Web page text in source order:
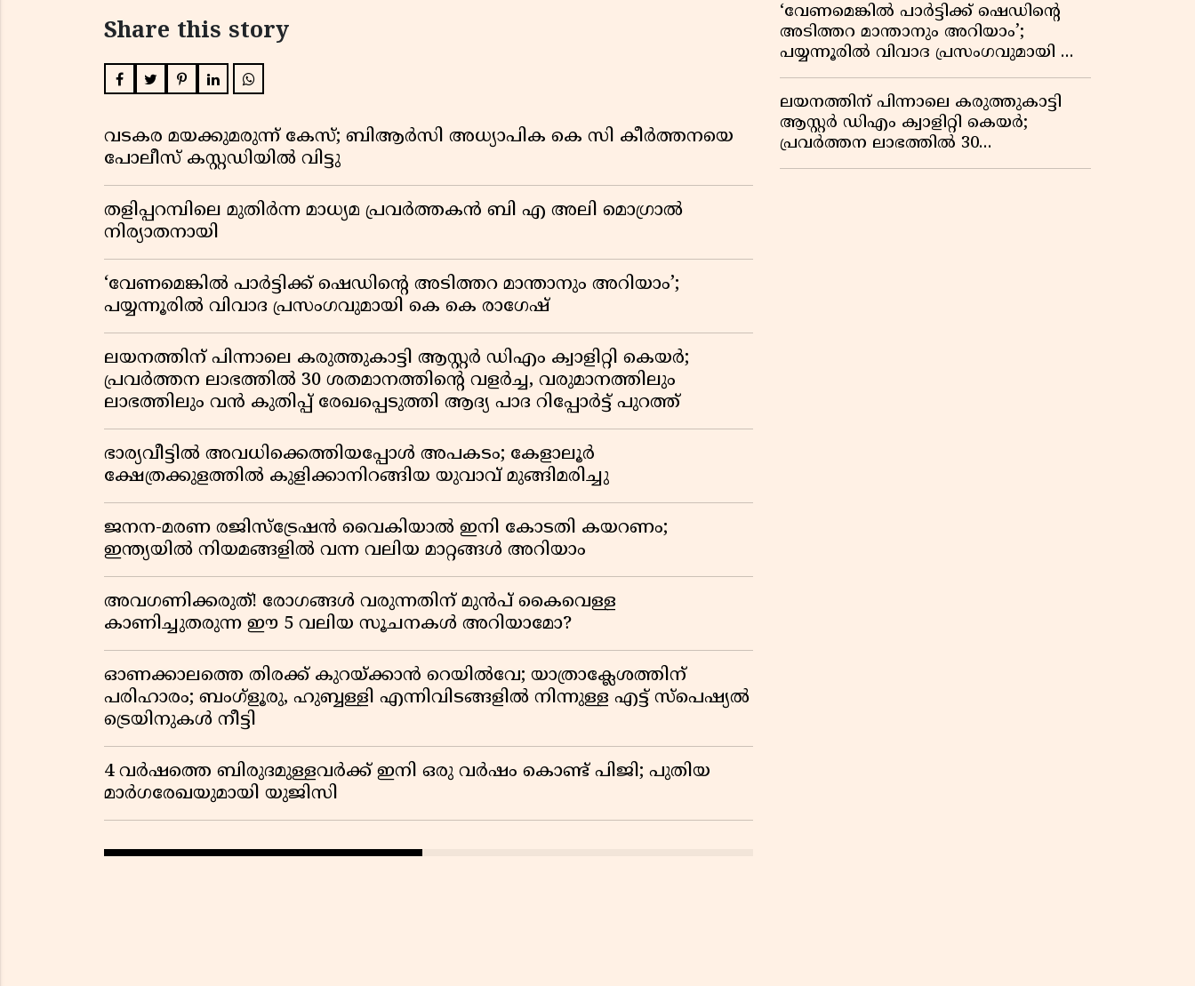
Share this story
വടകര മയക്കുമരുന്ന് കേസ്; ബിആർസി അധ്യാപിക കെ സി കീർത്തനയെ
പോലീസ് കസ്റ്റഡിയിൽ വിട്ടു
തളിപ്പറമ്പിലെ മുതിർന്ന മാധ്യമ പ്രവർത്തകൻ ബി എ അലി മൊഗ്രാൽ
നിര്യാതനായി
‘വേണമെങ്കിൽ പാർട്ടിക്ക് ഷെഡിൻ്റെ അടിത്തറ മാന്താനും അറിയാം’;
പയ്യന്നൂരിൽ വിവാദ പ്രസംഗവുമായി കെ കെ രാഗേഷ്
ലയനത്തിന് പിന്നാലെ കരുത്തുകാട്ടി ആസ്റ്റർ ഡിഎം ക്വാളിറ്റി കെയർ;
പ്രവർത്തന ലാഭത്തിൽ 30 ശതമാനത്തിൻ്റെ വളർച്ച, വരുമാനത്തിലും
ലാഭത്തിലും വൻ കുതിപ്പ് രേഖപ്പെടുത്തി ആദ്യ പാദ റിപ്പോർട്ട് പുറത്ത്
ഭാര്യവീട്ടിൽ അവധിക്കെത്തിയപ്പോൾ അപകടം; കേളാലൂർ
ക്ഷേത്രക്കുളത്തിൽ കുളിക്കാനിറങ്ങിയ യുവാവ് മുങ്ങിമരിച്ചു
ജനന-മരണ രജിസ്ട്രേഷൻ വൈകിയാൽ ഇനി കോടതി കയറണം;
ഇന്ത്യയിൽ നിയമങ്ങളിൽ വന്ന വലിയ മാറ്റങ്ങൾ അറിയാം
അവഗണിക്കരുത്! രോഗങ്ങൾ വരുന്നതിന് മുൻപ് കൈവെള്ള
കാണിച്ചുതരുന്ന ഈ 5 വലിയ സൂചനകൾ അറിയാമോ?
ഓണക്കാലത്തെ തിരക്ക് കുറയ്ക്കാൻ റെയിൽവേ; യാത്രാക്ലേശത്തിന്
പരിഹാരം; ബംഗ്ളൂരു, ഹുബ്ബള്ളി എന്നിവിടങ്ങളിൽ നിന്നുള്ള എട്ട് സ്പെഷ്യൽ
ട്രെയിനുകൾ നീട്ടി
4 വർഷത്തെ ബിരുദമുള്ളവർക്ക് ഇനി ഒരു വർഷം കൊണ്ട് പിജി; പുതിയ
മാർഗരേഖയുമായി യുജിസി
‘വേണമെങ്കിൽ പാർട്ടിക്ക് ഷെഡിൻ്റെ
അടിത്തറ മാന്താനും അറിയാം’;
പയ്യന്നൂരിൽ വിവാദ പ്രസംഗവുമായി കെ
കെ രാഗേഷ്
ലയനത്തിന് പിന്നാലെ കരുത്തുകാട്ടി
ആസ്റ്റർ ഡിഎം ക്വാളിറ്റി കെയർ;
പ്രവർത്തന ലാഭത്തിൽ 30
ശതമാനത്തിൻ്റെ വളർച്ച,